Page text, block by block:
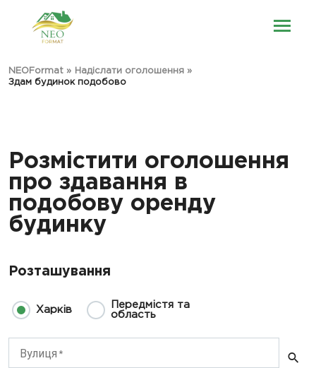
NEOFormat » Надіслати оголошення »
Здам будинок подобово
Розмістити оголошення
про здавання в
подобову оренду
будинку
Розташування
Харків
Передмістя та
область
Вулиця